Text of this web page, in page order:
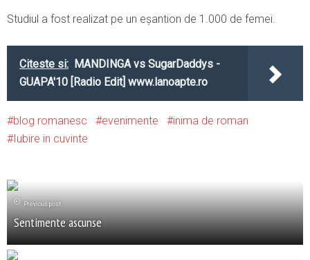
Studiul a fost realizat pe un eşantion de 1.000 de femei.
Citeste si: MANDINGA vs SugarDaddys -
GUAPA'10 [Radio Edit] www.lanoapte.ro
blog romanesc evenimente
inima de roman
Iubire in cuvinte
Previous post
Sentimente ascunse